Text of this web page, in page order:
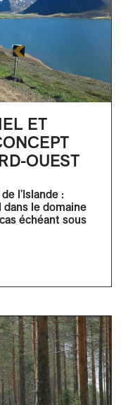
ET
OUEST
l'Islande :
le domaine
échéant sous